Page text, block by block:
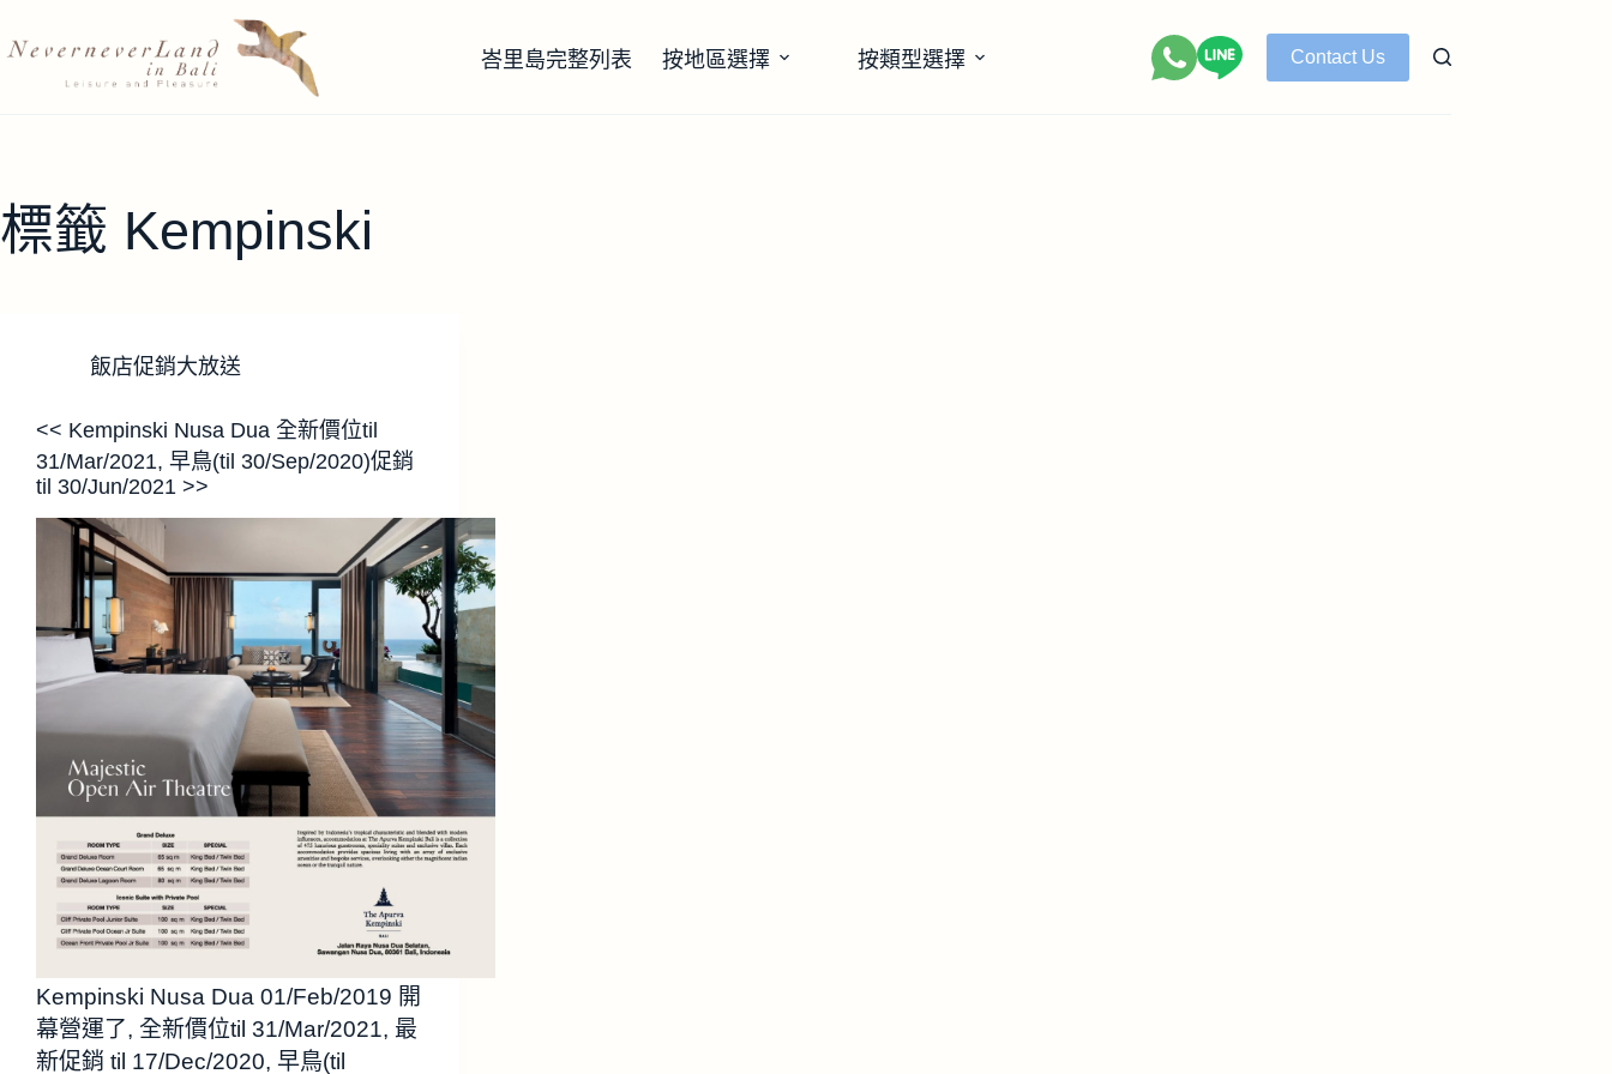
至
峇里島完整列表 按地區選擇 按類型選擇 Contact Us
標籤 Kempinski
飯店促銷大放送
<< Kempinski Nusa Dua 全新價位til
31/Mar/2021, 早鳥(til 30/Sep/2020)促銷
til 30/Jun/2021 >>
Kempinski Nusa Dua 01/Feb/2019 開
幕營運了, 全新價位til 31/Mar/2021, 最
新促銷 til 17/Dec/2020, 早鳥(til